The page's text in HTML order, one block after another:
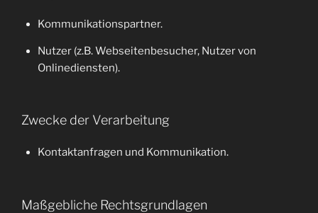
Kommunikationspartner.
Nutzer (z.B. Webseitenbesucher, Nutzer von
Onlinediensten).
Zwecke der Verarbeitung
Kontaktanfragen und Kommunikation.
Maßgebliche Rechtsgrundlagen